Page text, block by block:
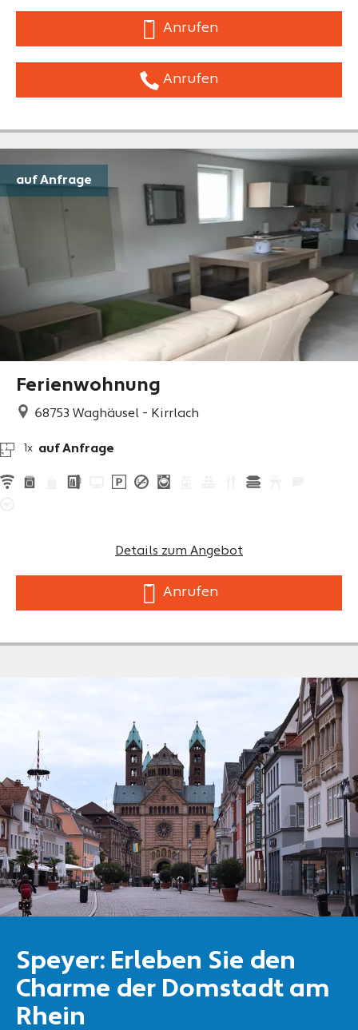
Anrufen
Anrufen
Ferienwohnung
68753 Waghäusel - Kirrlach
1x auf Anfrage
Details zum Angebot
Anrufen
auf Anfrage
Speyer: Erleben Sie den
Charme der Domstadt am
Rhein